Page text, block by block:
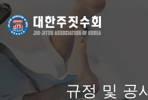
규정 및 공시